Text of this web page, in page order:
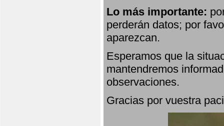
Lo más importante:
perderán datos; por
aparezcan.
Esperamos que la
mantendremos
observaciones.
Gracias por vuestra